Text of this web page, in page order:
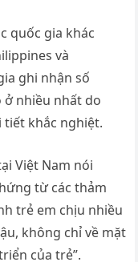
quốc gia khác
và
ghi nhận số
nhiều nhất do
khắc nghiệt.
Việt Nam nói
từ các thảm
trẻ em chịu nhiều
không chỉ về mặt
của trẻ”.